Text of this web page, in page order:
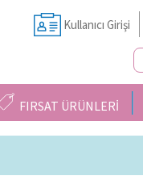
Kullanıcı Girişi
FIRSAT ÜRÜNLERİ